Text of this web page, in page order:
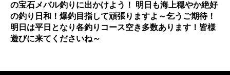
の宝石メバル釣りに出かけよう！ 明日も海上穏やか絶好
の釣り日和！爆釣目指して頑張りますよ～乞うご期待！
明日は平日となり各釣りコース空き多数あります！皆様
遊びに来てくださいね～